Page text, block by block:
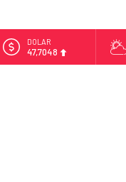
GALERİ
DOLAR
47,7048